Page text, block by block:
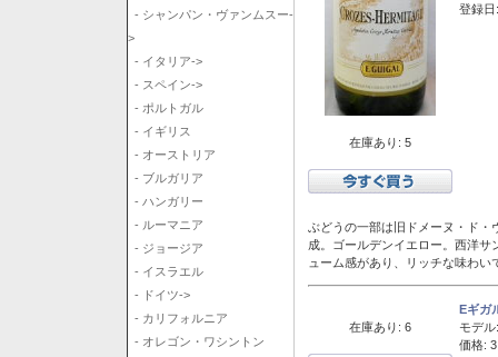
- シャンパン・ヴァンムスー-
>
- イタリア->
- スペイン->
- ポルトガル
- イギリス
- オーストリア
- ブルガリア
- ハンガリー
- ルーマニア
- ジョージア
- イスラエル
- ドイツ->
- カリフォルニア
- オレゴン・ワシントン
在庫あり: 5
登録
ぶどうの一部は旧ドメーヌ・ド・
成。ゴールデンイエロー。西洋
ューム感があり、リッチな味わい
在庫あり: 6
Eギガ
モデル:
価格: